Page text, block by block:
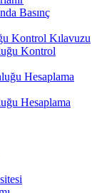
Basınç
Kontrol Kılavuzu
Kontrol
Hesaplama
Hesaplama